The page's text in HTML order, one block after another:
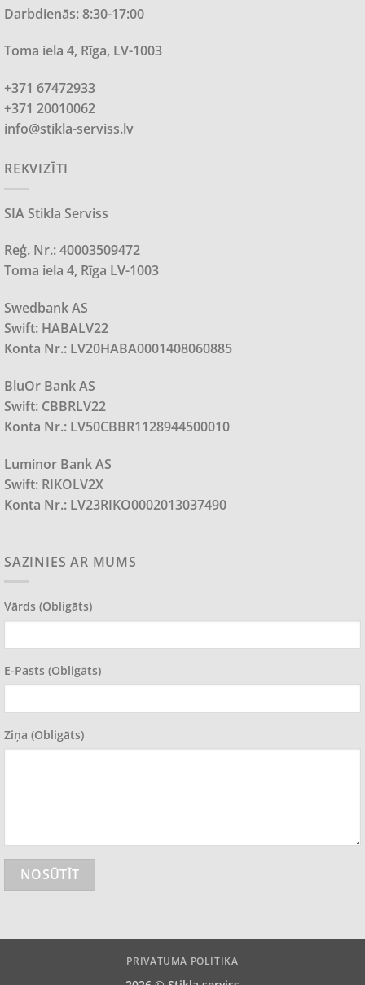
Darbdienās: 8:30-17:00
Toma iela 4, Rīga, LV-1003
+371 67472933
+371 20010062
info@stikla-serviss.lv
REKVIZĪTI
SIA Stikla Serviss
Reģ. Nr.: 40003509472
Toma iela 4, Rīga LV-1003
Swedbank AS
Swift: HABALV22
Konta Nr.: LV20HABA0001408060885
BluOr Bank AS
Swift: CBBRLV22
Konta Nr.: LV50CBBR1128944500010
Luminor Bank AS
Swift: RIKOLV2X
Konta Nr.: LV23RIKO0002013037490
SAZINIES AR MUMS
Vārds (obligāts)
E-Pasts (obligāts)
Ziņa (obligāts)
PRIVĀTUMA POLITIKA